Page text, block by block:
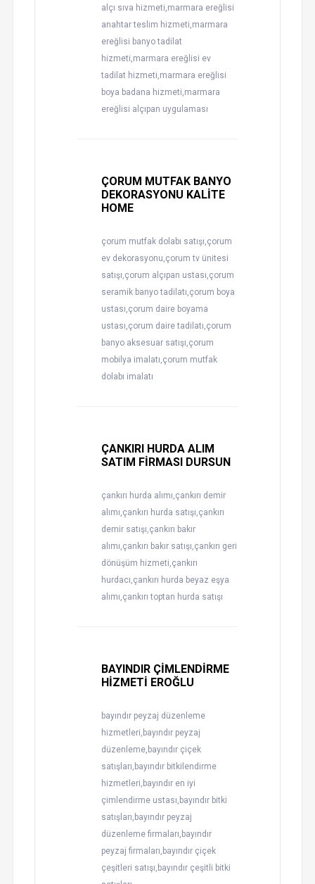
alçı sıva hizmeti,marmara ereğlisi
anahtar teslim hizmeti,marmara
ereğlisi banyo tadilat
hizmeti,marmara ereğlisi ev
tadilat hizmeti,marmara ereğlisi
boya badana hizmeti,marmara
ereğlisi alçıpan uygulaması
ÇORUM MUTFAK BANYO
DEKORASYONU KALİTE
HOME
çorum mutfak dolabı satışı,çorum
ev dekorasyonu,çorum tv ünitesi
satışı,çorum alçıpan ustası,çorum
seramik banyo tadilatı,çorum boya
ustası,çorum daire boyama
ustası,çorum daire tadilatı,çorum
banyo aksesuar satışı,çorum
mobilya imalatı,çorum mutfak
dolabı imalatı
ÇANKIRI HURDA ALIM
SATIM FİRMASI DURSUN
çankırı hurda alımı,çankırı demir
alımı,çankırı hurda satışı,çankırı
demir satışı,çankırı bakır
alımı,çankırı bakır satışı,çankırı geri
dönüşüm hizmeti,çankırı
hurdacı,çankırı hurda beyaz eşya
alımı,çankırı toptan hurda satışı
BAYINDIR ÇİMLENDİRME
HİZMETİ EROĞLU
bayındır peyzaj düzenleme
hizmetleri,bayındır peyzaj
düzenleme,bayındır çiçek
satışları,bayındır bitkilendirme
hizmetleri,bayındır en iyi
çimlendirme ustası,bayındır bitki
satışları,bayındır peyzaj
düzenleme firmaları,bayındır
peyzaj firmaları,bayındır çiçek
çeşitleri satışı,bayındır çeşitli bitki